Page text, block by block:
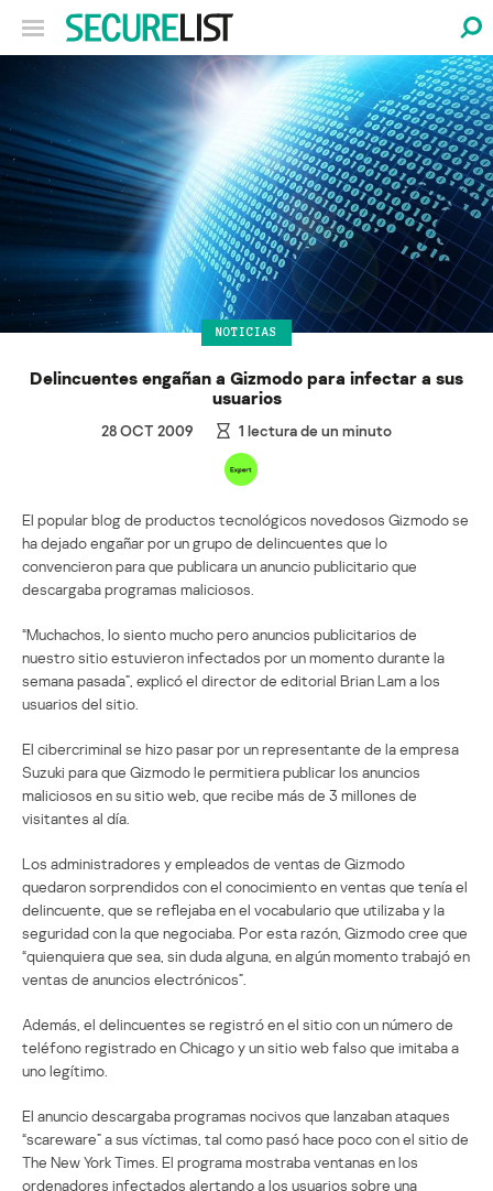
NOTICIAS
Delincuentes engañan a Gizmodo para infectar a sus
usuarios
28 OCT 2009 1 lectura de un minuto
El popular blog de productos tecnológicos novedosos Gizmodo se
ha dejado engañar por un grupo de delincuentes que lo
convencieron para que publicara un anuncio publicitario que
descargaba programas maliciosos.
“Muchachos, lo siento mucho pero anuncios publicitarios de
nuestro sitio estuvieron infectados por un momento durante la
semana pasada”, explicó el director de editorial Brian Lam a los
usuarios del sitio.
El cibercriminal se hizo pasar por un representante de la empresa
Suzuki para que Gizmodo le permitiera publicar los anuncios
maliciosos en su sitio web, que recibe más de 3 millones de
visitantes al día.
Los administradores y empleados de ventas de Gizmodo
quedaron sorprendidos con el conocimiento en ventas que tenía el
delincuente, que se reflejaba en el vocabulario que utilizaba y la
seguridad con la que negociaba. Por esta razón, Gizmodo cree que
“quienquiera que sea, sin duda alguna, en algún momento trabajó en
ventas de anuncios electrónicos”.
Además, el delincuentes se registró en el sitio con un número de
teléfono registrado en Chicago y un sitio web falso que imitaba a
uno legítimo.
El anuncio descargaba programas nocivos que lanzaban ataques
“scareware” a sus víctimas, tal como pasó hace poco con el sitio de
The New York Times. El programa mostraba ventanas en los
ordenadores infectados alertando a los usuarios sobre una